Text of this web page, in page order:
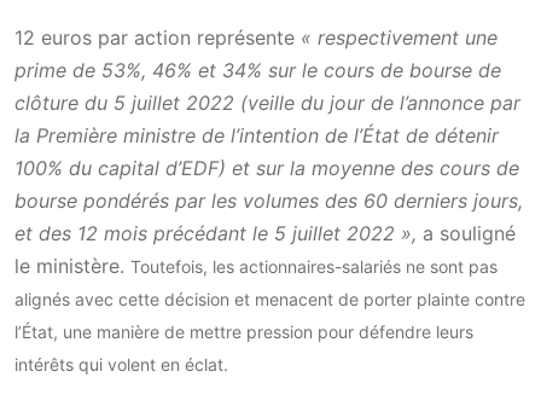
12 euros par action représente « respectivement une
prime de 53%, 46% et 34% sur le cours de bourse de
clôture du 5 juillet 2022 (veille du jour de l’annonce par
la Première ministre de l’intention de l’État de détenir
100% du capital d’EDF) et sur la moyenne des cours de
bourse pondérés par les volumes des 60 derniers jours,
et des 12 mois précédant le 5 juillet 2022 », a souligné
le ministère. Toutefois, les actionnaires-salariés ne sont pas
alignés avec cette décision et menacent de porter plainte contre
l’État, une manière de mettre pression pour défendre leurs
intérêts qui volent en éclat.